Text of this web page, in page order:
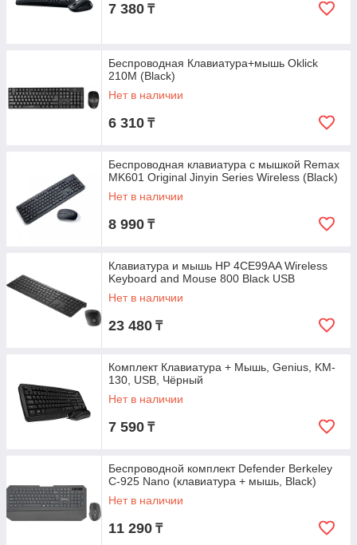
7 380 ₸
Беспроводная Клавиатура+мышь Oklick
210M (Black)
Нет в наличии
6 310 ₸
Беспроводная клавиатура с мышкой Remax
MK601 Original Jinyin Series Wireless (Black)
Нет в наличии
8 990 ₸
Клавиатура и мышь HP 4CE99AA Wireless
Keyboard and Mouse 800 Black USB
Нет в наличии
23 480 ₸
Комплект Клавиатура + Мышь, Genius, KM-
130, USB, Чёрный
Нет в наличии
7 590 ₸
Беспроводной комплект Defender Berkeley
C-925 Nano (клавиатура + мышь, Black)
Нет в наличии
11 290 ₸